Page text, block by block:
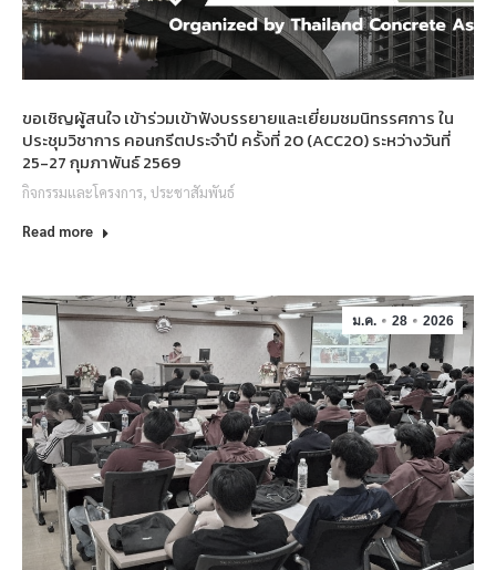
ขอเชิญผู้สนใจ เข้าร่วมเข้าฟังบรรยายและเยี่ยมชมนิทรรศการ ใน
ประชุมวิชาการ คอนกรีตประจำปี ครั้งที่ 20 (ACC20) ระหว่างวันที่
25-27 กุมภาพันธ์ 2569
กิจกรรมและโครงการ, ประชาสัมพันธ์
Read more
ม.ค. 28 2026